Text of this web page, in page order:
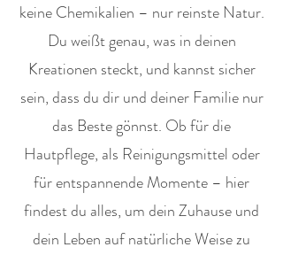
keine Chemikalien – nur reinste Natur.
Du weißt genau, was in deinen
Kreationen steckt, und kannst sicher
sein, dass du dir und deiner Familie nur
das Beste gönnst. Ob für die
Hautpflege, als Reinigungsmittel oder
für entspannende Momente – hier
findest du alles, um dein Zuhause und
dein Leben auf natürliche Weise zu